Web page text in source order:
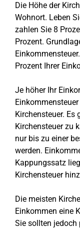
Die Höhe der
Wohnort. Leben
zahlen Sie 8
Prozent.
Prozent Ihrer
Je höher Ihr
Kirchensteuer.
Kirchensteuer zu
nur bis zu einer
werden.
Kappungssatz
Kirchensteuer
Die meisten
Einkommen eine
Sie sollten jedoch